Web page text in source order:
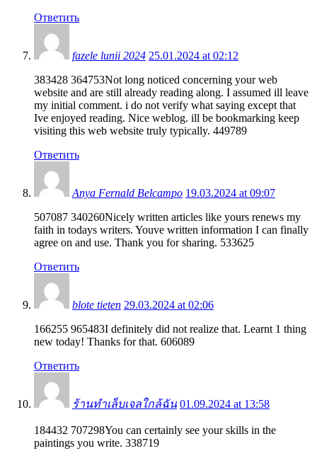
Ответить
fazele lunii 2024 25.01.2024 at 02:12
383428 364753Not long noticed concerning your web
website and are still already reading along. I assumed ill leave
my initial comment. i do not verify what saying except that
Ive enjoyed reading. Nice weblog. ill be bookmarking keep
visiting this web website truly typically. 449789
Ответить
Anya Fernald Belcampo 19.03.2024 at 09:07
507087 340260Nicely written articles like yours renews my
faith in todays writers. Youve written information I can finally
agree on and use. Thank you for sharing. 533625
Ответить
blote tieten 29.03.2024 at 02:06
166255 965483I definitely did not realize that. Learnt 1 thing
new today! Thanks for that. 606089
Ответить
ร้านทำเล็บเจลใกล้ฉัน 01.09.2024 at 13:58
184432 707298You can certainly see your skills in the
paintings you write. 338719